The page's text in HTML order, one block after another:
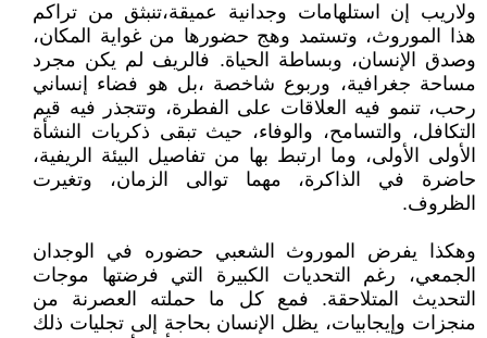
ولاريب إن استلهامات وجدانية عميقة،تنبثق من تراكم
هذا الموروث، وتستمد وهج حضورها من غواية المكان،
وصدق الإنسان، وبساطة الحياة. فالريف لم يكن مجرد
مساحة جغرافية، وربوع شاخصة ،بل هو فضاء إنساني
رحب، تنمو فيه العلاقات على الفطرة، وتتجذر فيه قيم
التكافل، والتسامح، والوفاء، حيث تبقى ذكريات النشأة
الأولى الأولى، وما ارتبط بها من تفاصيل البيئة الريفية،
حاضرة في الذاكرة، مهما توالى الزمان، وتغيرت
الظروف.
وهكذا يفرض الموروث الشعبي حضوره في الوجدان
الجمعي، رغم التحديات الكبيرة التي فرضتها موجات
التحديث المتلاحقة. فمع كل ما حملته العصرنة من
منجزات وإيجابيات، يظل الإنسان بحاجة إلى تجليات ذلك